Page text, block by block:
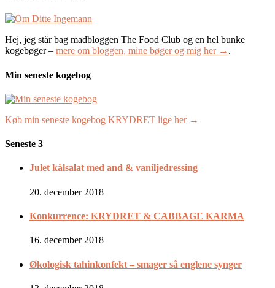
Hej, jeg står bag madbloggen The Food Club og en hel bunke
kogebøger – mere om bloggen, mine bøger og mig her → .
Min seneste kogebog
Køb min seneste kogebog KRYDRET lige her →
Seneste 3
Julet kålsalat med and & vaniljedressing
20. december 2018
Konkurrence: KRYDRET & CABBAGE KARMA
16. december 2018
Økologisk tahinkonfekt – smager så englene synger